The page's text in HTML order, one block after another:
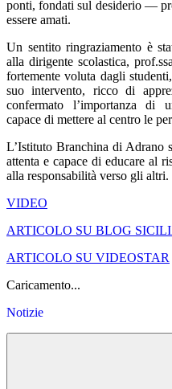
ponti, fondati sul desiderio —
essere amati.
Un sentito ringraziamento è
alla dirigente scolastica,
fortemente voluta dagli
suo intervento, ricco di
confermato l’importanza di
capace di mettere al centro le
L’Istituto Branchina di Adrano
attenta e capace di educare al
alla responsabilità verso gli altri.
VIDEO
ARTICOLO SU BLOG
ARTICOLO SU VIDEOSTAR
Caricamento...
Notizie